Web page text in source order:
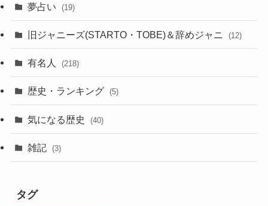
夢占い (19)
旧ジャニーズ(STARTO・TOBE)＆辞めジャニ (12)
有名人 (218)
歴史・ランキング (5)
気になる歴史 (40)
雑記 (3)
タグ